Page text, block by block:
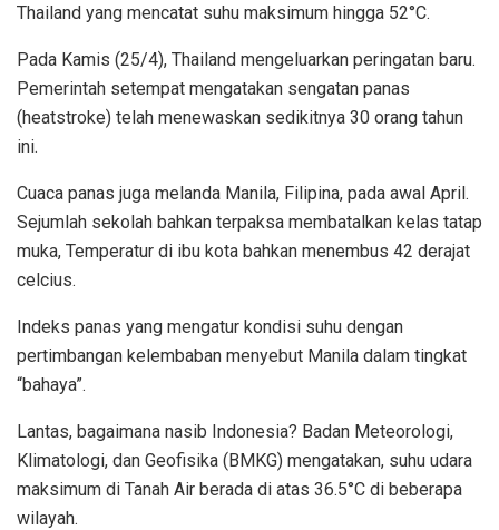
Thailand yang mencatat suhu maksimum hingga 52°C.
Pada Kamis (25/4), Thailand mengeluarkan peringatan baru.
Pemerintah setempat mengatakan sengatan panas
(heatstroke) telah menewaskan sedikitnya 30 orang tahun
ini.
Cuaca panas juga melanda Manila, Filipina, pada awal April.
Sejumlah sekolah bahkan terpaksa membatalkan kelas tatap
muka, Temperatur di ibu kota bahkan menembus 42 derajat
celcius.
Indeks panas yang mengatur kondisi suhu dengan
pertimbangan kelembaban menyebut Manila dalam tingkat
“bahaya”.
Lantas, bagaimana nasib Indonesia? Badan Meteorologi,
Klimatologi, dan Geofisika (BMKG) mengatakan, suhu udara
maksimum di Tanah Air berada di atas 36.5°C di beberapa
wilayah.